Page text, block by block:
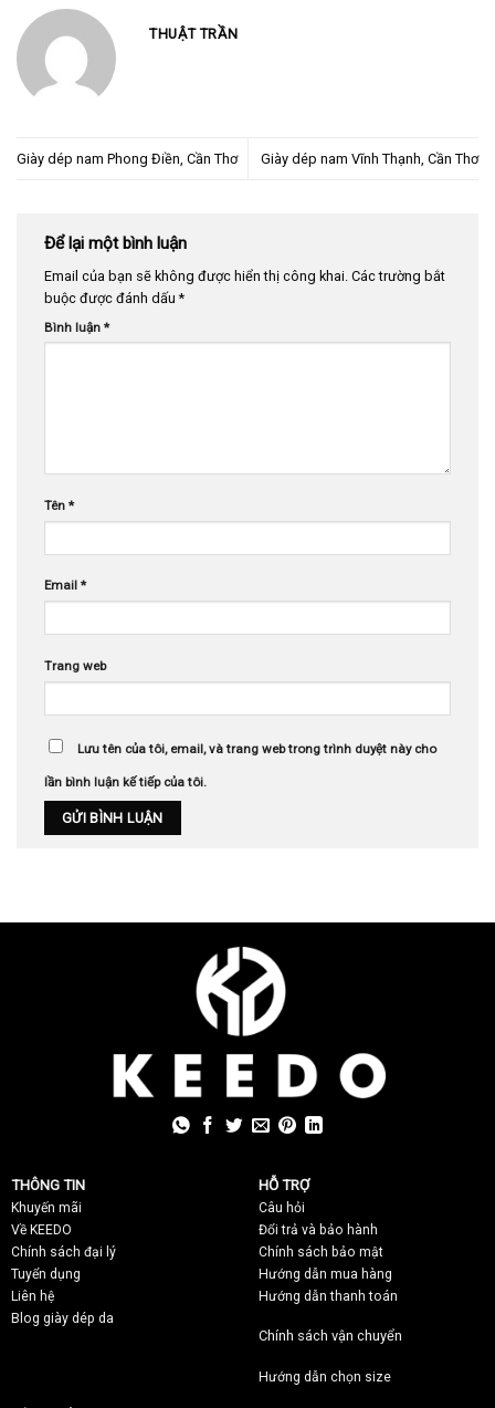
THUẬT TRẦN
Giày dép nam Phong Điền, Cần Thơ Giày dép nam Vĩnh Thạnh, Cần Thơ
Để lại một bình luận
Email của bạn sẽ không được hiển thị công khai. Các trường bắt
buộc được đánh dấu*
Bình luận *
Tên *
Email *
Trang web
Lưu tên của tôi, email, và trang web trong trình duyệt này cho
lần bình luận kế tiếp của tôi.
THÔNG TIN
Khuyến mãi
Về KEEDO
Chính sách đại lý
Tuyển dụng
Liên hệ
Blog giày dép da
HỖ TRỢ
Câu hỏi
Đổi trả và bảo hành
Chính sách bảo mật
Hướng dẫn mua hàng
Hướng dẫn thanh toán
Chính sách vận chuyển
Hướng dẫn chọn size